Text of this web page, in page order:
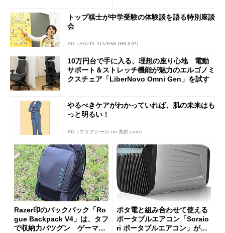
ut」が明...
トップ棋士が中学受験の体験談を語る特別座談
会
AD（SAPIX YOZEMI GROUP）
10万円台で手に入る、理想の座り心地 電動
サポート＆ストレッチ機能が魅力のエルゴノミ
クスチェア「LiberNovo Omni Gen」を試す
やるべきケアがわかっていれば、肌の未来はも
っと明るい！
AD（エリクシール on 美的.com）
Razer印のバックパック「Ro
gue Backpack V4」は、タフ
で収納力バツグン ゲーマー
ポタ電と組み合わせて使える
ポータブルエアコン「Soraio
ri ポータブルエアコン」がセ